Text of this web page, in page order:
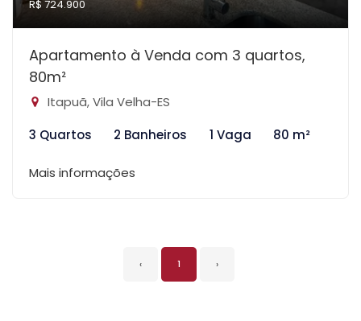
R$ 724.900
Apartamento à Venda com 3 quartos,
80m²
Itapuã, Vila Velha-ES
3 Quartos
2 Banheiros 1 Vaga 80 m²
Mais informações
‹ 1 ›